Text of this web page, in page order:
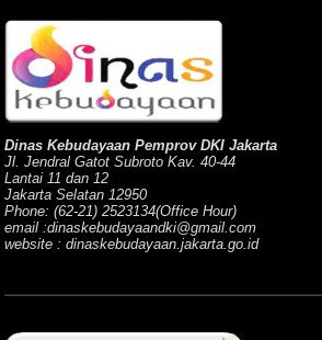
Dinas Kebudayaan Pemprov DKI Jakarta
Jl. Jendral Gatot Subroto Kav. 40-44
Lantai 11 dan 12
Jakarta Selatan 12950
Phone: (62-21) 2523134(Office Hour)
email :dinaskebudayaandki@gmail.com
website : dinaskebudayaan.jakarta.go.id